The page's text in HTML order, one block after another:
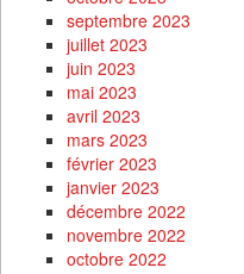
septembre 2023
juillet 2023
juin 2023
mai 2023
avril 2023
mars 2023
février 2023
janvier 2023
décembre 2022
novembre 2022
octobre 2022